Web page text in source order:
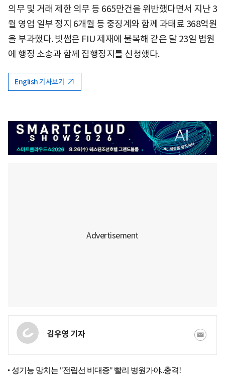
의무 및 거래 제한 의무 등 665만건을 위반했다면서 지난 3
월 영업 일부 정지 6개월 등 중징계와 함께 과태료 368억원
을 부과했다. 빗썸은 FIU 제재에 불복해 같은 달 23일 법원
에 행정 소송과 함께 집행정지를 신청했다.
English 기사보기
김우영 기자